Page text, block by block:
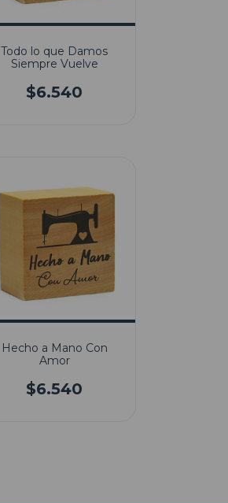
Todo lo que Damos
Siempre Vuelve
$6.540
Hecho a Mano Con
Amor
$6.540